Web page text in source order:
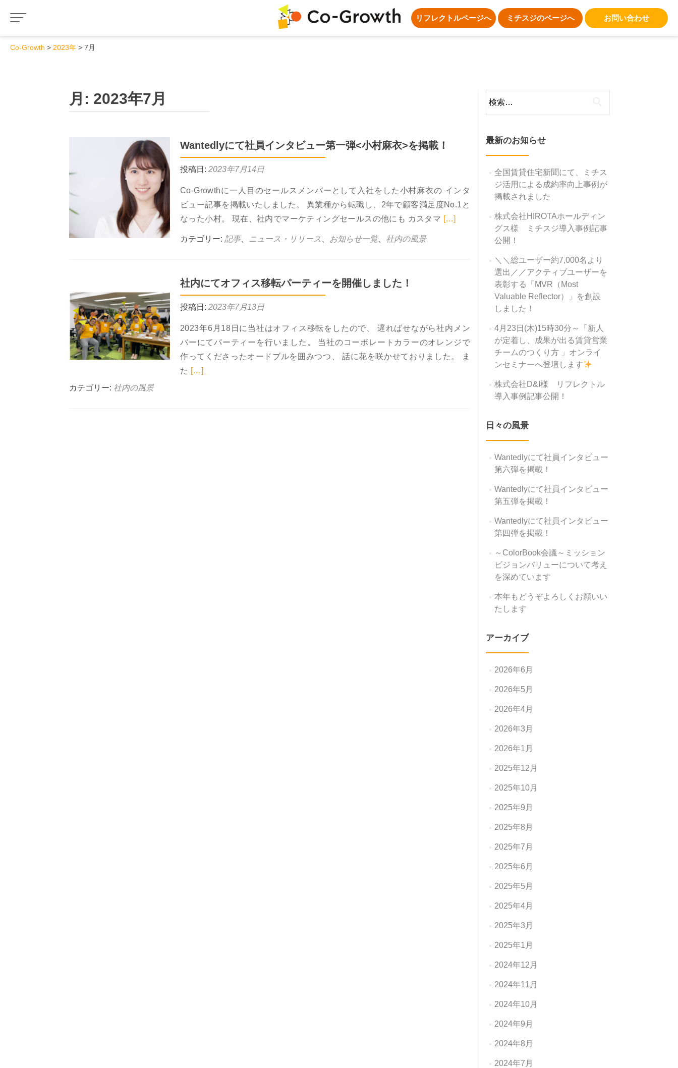
リフレクトルページへ ミチスジのページへ お問い合わせ
Co-Growth 2023年 7月
月: 2023年7月
Wantedlyにて社員インタビュー第一弾<小村麻衣>を掲載！
投稿日: 2023年7月14日
Co‐Growthに一人目のセールスメンバーとして入社をした小村麻衣の インタ
ビュー記事を掲載いたしました。 異業種から転職し、2年で顧客満足度No.1と
なった小村。 現在、社内でマーケティングセールスの他にも カスタマ Read more about Wantedlyにて社員インタビュー第一弾<小村
[…]
カテゴリー: 記事、 ニュース・リリース お知らせ一覧、 社内の風景
社内にてオフィス移転パーティーを開催しました！
投稿日: 2023年7月13日
2023年6月18日に当社はオフィス移転をしたので、 遅ればせながら社内メン
バーにてパーティーを行いました。 当社のコーポレートカラーのオレンジで
作ってくださったオードブルを囲みつつ、 話に花を咲かせておりました。 ま
た Read more about 社内にてオフィス移転パーティーを開催しました！
[…]
カテゴリー: 社内の風景
索:
最新のお知らせ
全国賃貸住宅新聞にて、ミチス
ジ活用による成約率向上事例が
掲載されました
株式会社HIROTAホールディン
グス様 ミチスジ導入事例記事
公開！
＼＼総ユーザー約7,000名より
選出／／アクティブユーザーを
表彰する「MVR（Most
Valuable Reflector）」を創設
しました！
4月23日(木)15時30分～「新人
が定着し、成果が出る賃貸営業
チームのつくり方 」オンライ
ンセミナーへ登壇します
株式会社D&I様 リフレクトル
導入事例記事公開！
日々の風景
Wantedlyにて社員インタビュー
第六弾を掲載！
Wantedlyにて社員インタビュー
第五弾を掲載！
Wantedlyにて社員インタビュー
第四弾を掲載！
～ColorBook会議～ミッション
ビジョンバリューについて考え
を深めています
本年もどうぞよろしくお願いい
たします
アーカイブ
2026年6月
2026年5月
2026年4月
2026年3月
2026年1月
2025年12月
2025年10月
2025年9月
2025年8月
2025年7月
2025年6月
2025年5月
2025年4月
2025年3月
2025年1月
2024年12月
2024年11月
2024年10月
2024年9月
2024年8月
2024年7月